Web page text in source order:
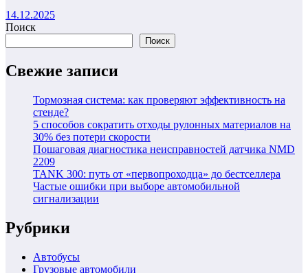
14.12.2025
Поиск
Поиск
Свежие записи
Тормозная система: как проверяют эффективность на
стенде?
5 способов сократить отходы рулонных материалов на
30% без потери скорости
Пошаговая диагностика неисправностей датчика NMD
2209
TANK 300: путь от «первопроходца» до бестселлера
Частые ошибки при выборе автомобильной
сигнализации
Рубрики
Автобусы
Грузовые автомобили